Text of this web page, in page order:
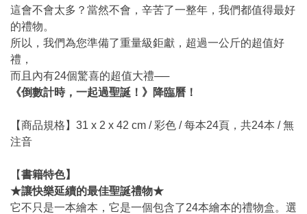
這會不會太多？當然不會，辛苦了一整年，我們都值得最好
的禮物。
所以，我們為您準備了重量級鉅獻，超過一公斤的超值好
禮，
而且內有24個驚喜的超值大禮──
《倒數計時，一起過聖誕！ 》降臨曆！
【商品規格】31 x 2 x 42 cm / 彩色 / 每本24頁，共24本 / 無
注音
【書籍特色】
★讓快樂延續的最佳聖誕禮物★
它不只是一本繪本，它是一個包含了24本繪本的禮物盒。選